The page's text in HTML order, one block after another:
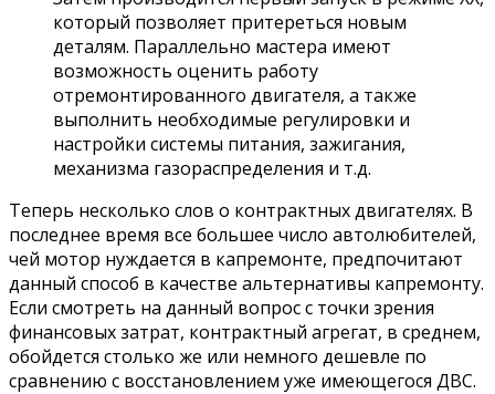
который позволяет притереться новым
деталям. Параллельно мастера имеют
возможность оценить работу
отремонтированного двигателя, а также
выполнить необходимые регулировки и
настройки системы питания, зажигания,
механизма газораспределения и т.д.
Теперь несколько слов о контрактных двигателях. В
последнее время все большее число автолюбителей,
чей мотор нуждается в капремонте, предпочитают
данный способ в качестве альтернативы капремонту.
Если смотреть на данный вопрос с точки зрения
финансовых затрат, контрактный агрегат, в среднем,
обойдется столько же или немного дешевле по
сравнению с восстановлением уже имеющегося ДВС.